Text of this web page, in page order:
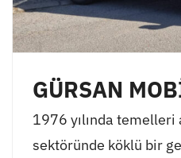
GÜRSAN
1976 yılında temelleri
sektöründe köklü bir